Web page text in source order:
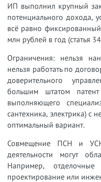
ИП выполнил крупный
потенциального дохода,
всё равно
млн рублей в год (статья
Ограничения: нельзя
нельзя работать по
доверительного
большим штатом
выполняющего
сантехника, электрика) с
оптимальный вариант.
Совмещение ПСН и
деятельности могут
Например,
проектирование или